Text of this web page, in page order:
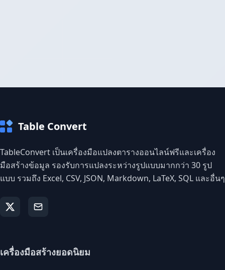
Table Convert
TableConvert เป็นเครื่องมือแปลงตารางออนไลน์ฟรีและเครื่อง
มือสร้างข้อมูล รองรับการแปลงระหว่างรูปแบบมากกว่า 30 รูป
แบบ รวมถึง Excel, CSV, JSON, Markdown, LaTeX, SQL และอื่นๆ
เครื่องมือสร้างยอดนิยม